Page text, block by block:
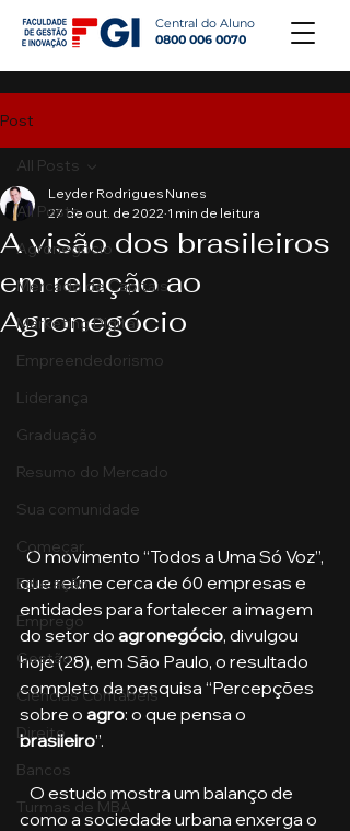
Central do Aluno
0800 006 0070
Post
All Posts
Agronegócio
Mercado de Capitais
Marketing Digital
Empreendedorismo
Liderança
Graduação
Resumo do Mercado
Sua comunidade
Começar
Educação
Emprego
Gestão
Ciências Contábeis
Direito
Bancos
Turmas de MBA
All Posts
A visão dos brasileiros
em relação ao
Agronegócio
Leyder Rodrigues Nunes
27 de out. de 2022 1 min de leitura
  O movimento “Todos a Uma Só Voz”,
que reúne cerca de 60 empresas e
entidades para fortalecer a imagem
do setor do agronegócio, divulgou
hoje (28), em São Paulo, o resultado
completo da pesquisa “Percepções
sobre o agro: o que pensa o
brasileiro”.
como a sociedade urbana enxerga o